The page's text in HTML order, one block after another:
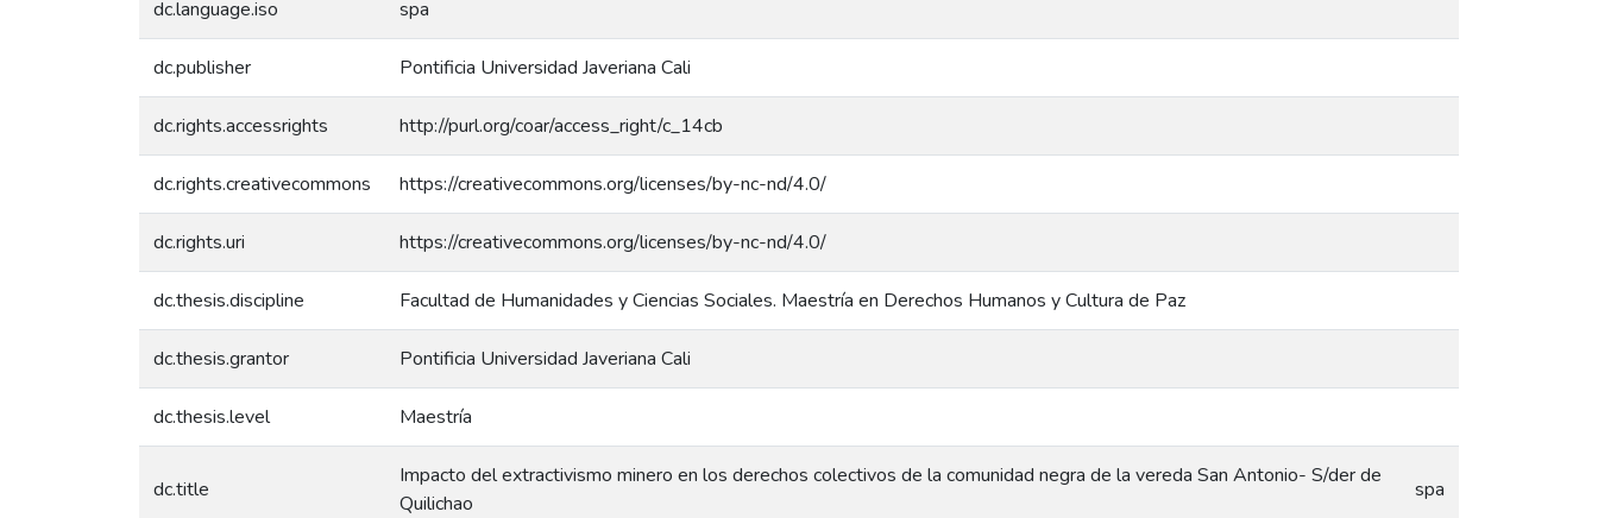
dc.language.iso spa
dc.publisher Pontificia Universidad Javeriana Cali
dc.rights.accessrights http://purl.org/coar/access_right/c_14cb
dc.rights.creativecommons https://creativecommons.org/licenses/by-nc-nd/4.0/
dc.rights.uri https://creativecommons.org/licenses/by-nc-nd/4.0/
dc.thesis.discipline Facultad de Humanidades y Ciencias Sociales. Maestría en Derechos Humanos y Cultura de Paz
dc.thesis.grantor Pontificia Universidad Javeriana Cali
dc.thesis.level Maestría
dc.title
Impacto del extractivismo minero en los derechos colectivos de la comunidad negra de la vereda San Antonio- S/der de
Quilichao
spa